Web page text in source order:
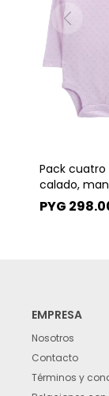
Pack
calado,
PYG
EMPRESA
Nosotros
Contacto
Términos y